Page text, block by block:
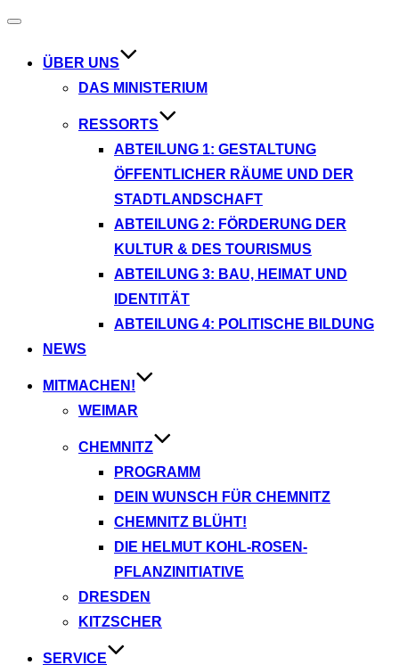
Navigation
ÜBER UNS
DAS MINISTERIUM
RESSORTS
ABTEILUNG 1: GESTALTUNG
ÖFFENTLICHER RÄUME UND DER
STADTLANDSCHAFT
ABTEILUNG 2: FÖRDERUNG DER
KULTUR & DES TOURISMUS
ABTEILUNG 3: BAU, HEIMAT UND
IDENTITÄT
ABTEILUNG 4: POLITISCHE BILDUNG
NEWS
MITMACHEN!
WEIMAR
CHEMNITZ
PROGRAMM
DEIN WUNSCH FÜR CHEMNITZ
CHEMNITZ BLÜHT!
DIE HELMUT KOHL-ROSEN-
PFLANZINITIATIVE
DRESDEN
KITZSCHER
SERVICE